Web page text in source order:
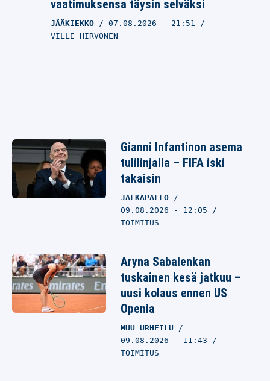
vaatimuksensa täysin selväksi
JÄÄKIEKKO 07.08.2026 - 21:51
VILLE HIRVONEN
Gianni Infantinon asema
tulilinjalla – FIFA iski
takaisin
JALKAPALLO
09.08.2026 - 12:05
TOIMITUS
Aryna Sabalenkan
tuskainen kesä jatkuu –
uusi kolaus ennen US
Openia
MUU URHEILU
09.08.2026 - 11:43
TOIMITUS